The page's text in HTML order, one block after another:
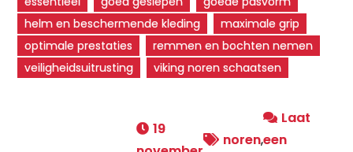
helm en beschermende kleding
maximale grip
optimale prestaties
remmen en bochten nemen
veiligheidsuitrusting
viking noren schaatsen
19
noren,
Laat
een